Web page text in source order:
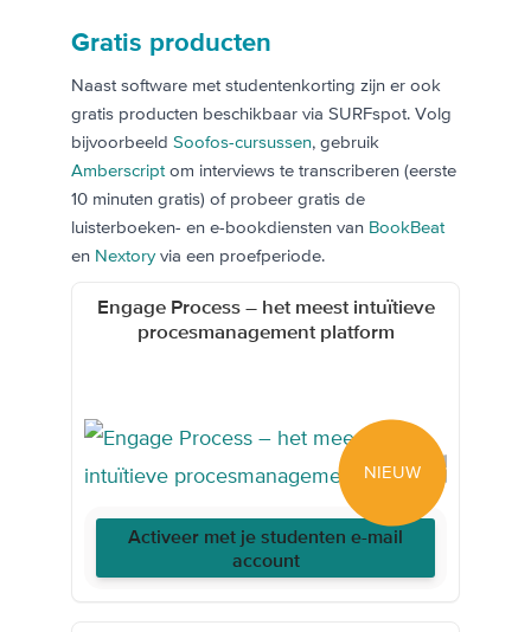
Gratis producten
Naast software met studentenkorting zijn er ook
gratis producten beschikbaar via SURFspot. Volg
bijvoorbeeld Soofos-cursussen, gebruik
Amberscript om interviews te transcriberen (eerste
10 minuten gratis) of probeer gratis de
luisterboeken- en e-bookdiensten van BookBeat
en Nextoryvia een proefperiode.
Engage Process – het meest intuïtieve
procesmanagement platform
NIEUW
Activeer met je studenten e-mail
account